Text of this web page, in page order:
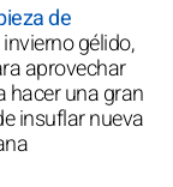
de
gélido,
aprovechar
hacer una gran
insuflar nueva